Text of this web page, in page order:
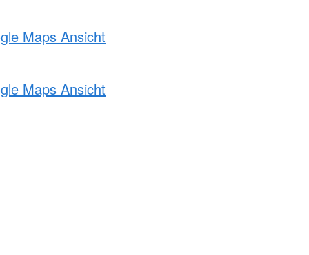
Maps Ansicht
Maps Ansicht